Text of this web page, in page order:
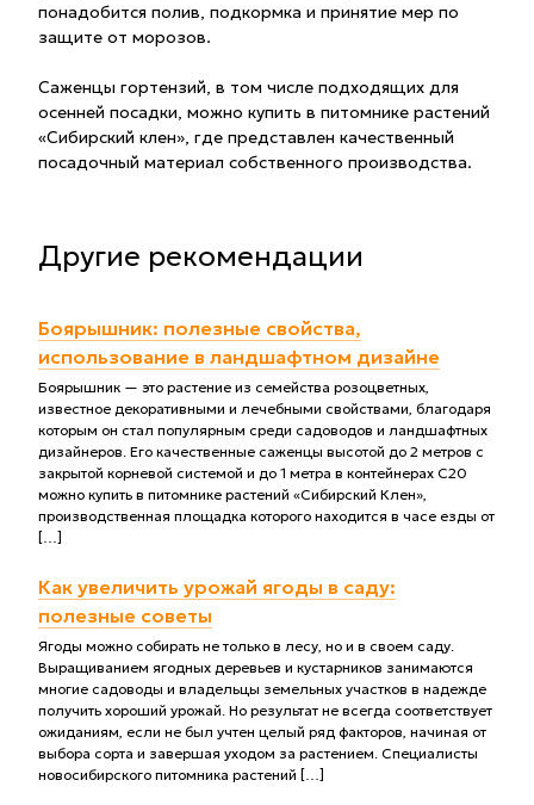
понадобится полив, подкормка и принятие мер по
защите от морозов.
Саженцы гортензий, в том числе подходящих для
осенней посадки, можно купить в питомнике растений
«Сибирский клен», где представлен качественный
посадочный материал собственного производства.
Другие рекомендации
Боярышник: полезные свойства,
использование в ландшафтном дизайне
Боярышник — это растение из семейства розоцветных,
известное декоративными и лечебными свойствами, благодаря
которым он стал популярным среди садоводов и ландшафтных
дизайнеров. Его качественные саженцы высотой до 2 метров с
закрытой корневой системой и до 1 метра в контейнерах С20
можно купить в питомнике растений «Сибирский Клен»,
производственная площадка которого находится в часе езды от
[…]
Как увеличить урожай ягоды в саду:
полезные советы
Ягоды можно собирать не только в лесу, но и в своем саду.
Выращиванием ягодных деревьев и кустарников занимаются
многие садоводы и владельцы земельных участков в надежде
получить хороший урожай. Но результат не всегда соответствует
ожиданиям, если не был учтен целый ряд факторов, начиная от
выбора сорта и завершая уходом за растением. Специалисты
новосибирского питомника растений […]